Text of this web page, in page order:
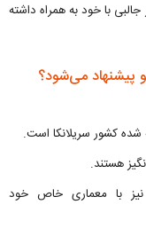
با خود به همراه داشته
پیشنهاد می‌شود؟
شده کشور سریلانکا است.
هستند.
نیز با معماری خاص خود